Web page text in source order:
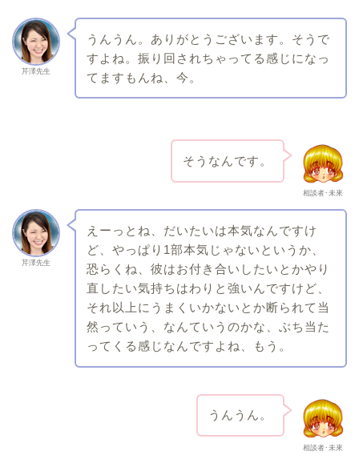
芹澤先生
うんうん。ありがとうございます。そうで
すよね。振り回されちゃってる感じになっ
てますもんね、今。
相談者･未來
そうなんです。
芹澤先生
えーっとね、だいたいは本気なんですけ
ど、やっぱり1部本気じゃないというか、
恐らくね、彼はお付き合いしたいとかやり
直したい気持ちはわりと強いんですけど、
それ以上にうまくいかないとか断られて当
然っていう、なんていうのかな、ぶち当た
ってくる感じなんですよね、もう。
相談者･未來
うんうん。